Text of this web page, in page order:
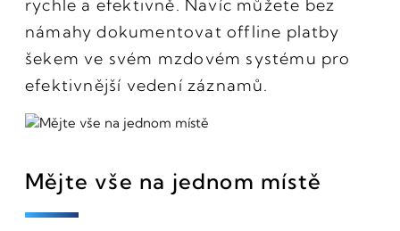
rychle a efektivně. Navíc můžete bez
námahy dokumentovat offline platby
šekem ve svém mzdovém systému pro
efektivnější vedení záznamů.
Mějte vše na jednom místě